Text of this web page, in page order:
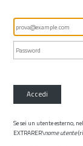
Accedi
Se sei un utente esterno,
EXTRARER\nome utente